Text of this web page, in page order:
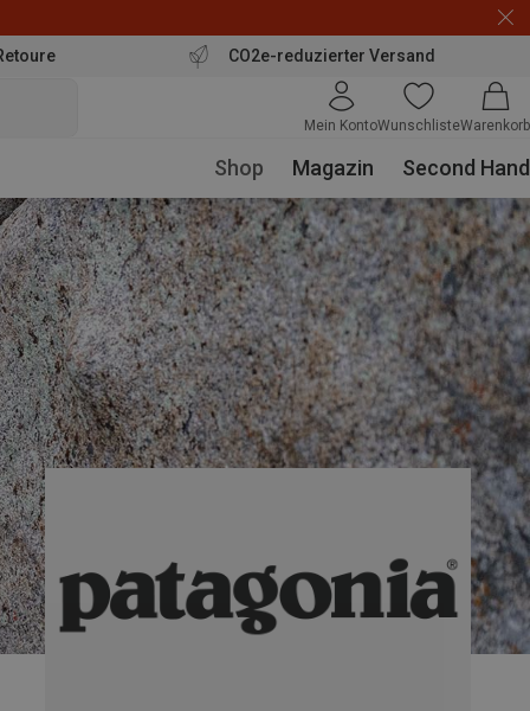
CO2e-reduzierter Versand
Mein KontoWunschlisteWarenkorb
Shop Magazin Second Hand